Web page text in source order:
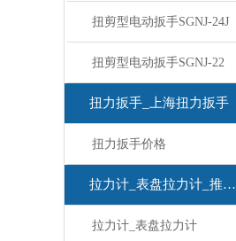
扭剪型电动扳手SGNJ-24J
扭剪型电动扳手SGNJ-22
扭力扳手_上海扭力扳手
扭力扳手价格
拉力计_表盘拉力计_推拉力计
拉力计_表盘拉力计